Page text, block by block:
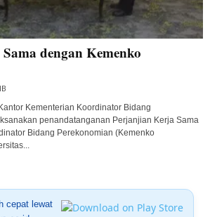
dengan Kemenko
Kementerian Koordinator Bidang
penandatanganan Perjanjian Kerja Sama
Bidang Perekonomian (Kemenko
cepat lewat